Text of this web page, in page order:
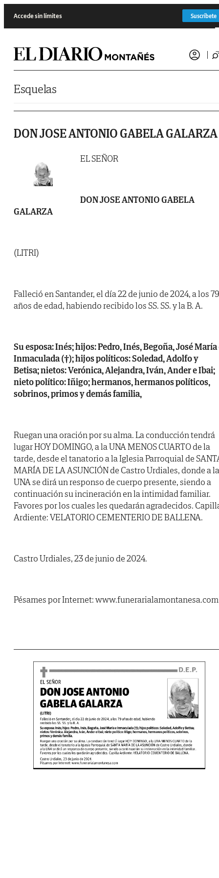
Accede sin límites Suscríbete
Esquelas
DON JOSE ANTONIO GABELA GALARZA
EL SEÑOR
DON JOSE ANTONIO GABELA
GALARZA
(LITRI)
Falleció en Santander, el día 22 de junio de 2024, a los 79
años de edad, habiendo recibido los SS. SS. y la B. A.
Su esposa: Inés; hijos: Pedro, Inés, Begoña, José María
Inmaculada (†); hijos políticos: Soledad, Adolfo y
Betisa; nietos: Verónica, Alejandra, Iván, Ander e Ibai;
nieto político: Iñigo; hermanos, hermanos políticos,
sobrinos, primos y demás familia,
Ruegan una oración por su alma. La conducción tendrá
lugar HOY DOMINGO, a la UNA MENOS CUARTO de la
tarde, desde el tanatorio a la Iglesia Parroquial de
MARÍA DE LA ASUNCIÓN de Castro Urdiales, donde a la
UNA se dirá un responso de cuerpo presente, siendo a
continuación su incineración en la intimidad familiar.
Favores por los cuales les quedarán agradecidos.
Ardiente: VELATORIO CEMENTERIO DE BALLENA.
Castro Urdiales, 23 de junio de 2024.
Pésames por Internet: www.funerarialamontanesa.com